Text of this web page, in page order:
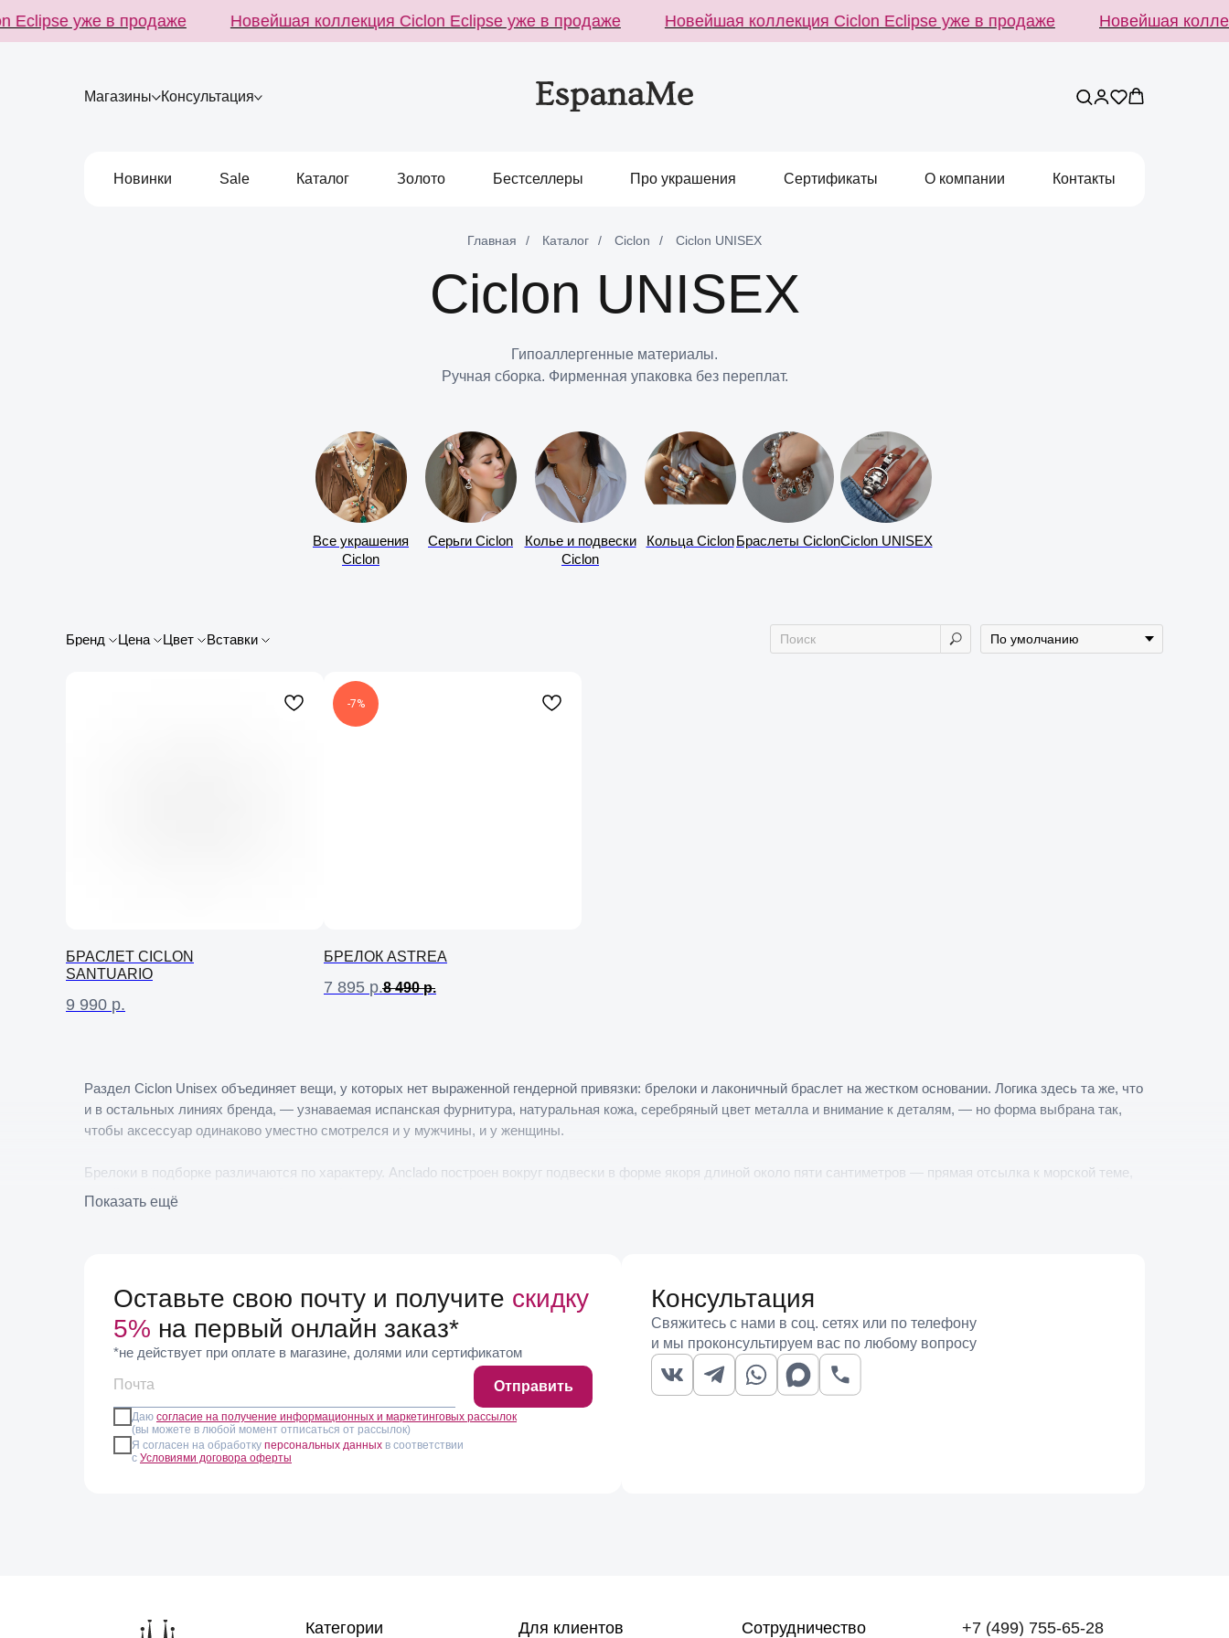
уже в продаже Новейшая коллекция Ciclon Eclipse уже в продаже Новейшая коллекция Ciclon Eclipse уже в продаже Новейшая
Магазины Консультация
Новинки Sale Каталог Золото Бестселлеры Про украшения Сертификаты О компании Контакты
Главная / Каталог / Ciclon / Ciclon UNISEX
Ciclon UNISEX
Гипоаллергенные материалы.
Ручная сборка. Фирменная упаковка без переплат.
Все украшения
Ciclon
Серьги Ciclon
Колье и подвески
Ciclon
Кольца Ciclon Браслеты CiclonCiclon UNISEX
Бренд Цена Цвет Вставки
БРАСЛЕТ CICLON
SANTUARIO
9 990 р.
-7%
БРЕЛОК ASTREA
7 895 р.8 490 р.
Раздел Ciclon Unisex объединяет вещи, у которых нет выраженной гендерной привязки: брелоки и лаконичный браслет на жестком основании. Логика здесь та же, что
и в остальных линиях бренда, — узнаваемая испанская фурнитура, натуральная кожа, серебряный цвет металла и внимание к деталям, — но форма выбрана так,
чтобы аксессуар одинаково уместно смотрелся и у мужчины, и у женщины.
Брелоки в подборке различаются по характеру. Anclado построен вокруг подвески в форме якоря длиной около пяти сантиметров — прямая отсылка к морской теме,
устойчивой для испанского побережья. Astrea собран из множества гладких шнуров натуральной кожи темно-коричневого оттенка с подвесками-шариками в серебре
и крупной центральной сферой; такой обвес носят и на ключах, и на ремешке сумки. Hipster сделан со вставкой из кожи того же глубокого коричневого тона и
9990 рублей, что делает раздел удобной точкой поиска подарка: аксессуар такого типа не требует знания размера и подходит человеку, у которого уже есть
привычные украшения.
Сочетаются эти вещи с остальным ассортиментом напрямую. Браслет Santuario хорошо работает в многослойных композициях с тонкими цепочками и моделями на
коже того же оттенка металла. Брелоки поддерживают образ на уровне деталей: кожаный обвес перекликается с браслетами на кожаном основании, а серебряные
шарики — с коллекциями, построенными вокруг сфер. Для мужского гардероба это один из немногих способов добавить украшение, не меняя привычный стиль.
Оценить вес брелока, плотность кожи и длину подвесок удобнее вживую — в магазинах EspanaMe в Москве и Санкт-Петербурге консультанты подскажут, какая
модель лучше подойдет под конкретный запрос.
Показать ещё
Оставьте свою почту и получите скидку
5% на первый онлайн заказ*
*не действует при оплате в магазине, долями или сертификатом
Даю согласие на получение информационных и маркетинговых рассылок
(вы можете в любой момент отписаться от рассылок)
Я согласен на обработку персональных данных в соответствии
с Условиями договора оферты
Отправить
Консультация
Свяжитесь с нами в соц. сетях или по телефону
и мы проконсультируем вас по любому вопросу
Категории Для клиентов Сотрудничество
+7 (499) 755-65-28